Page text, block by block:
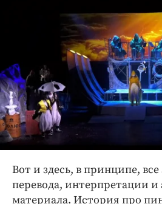
Вот и здесь, в принципе, все
перевода, интерпретации и
материала. История про